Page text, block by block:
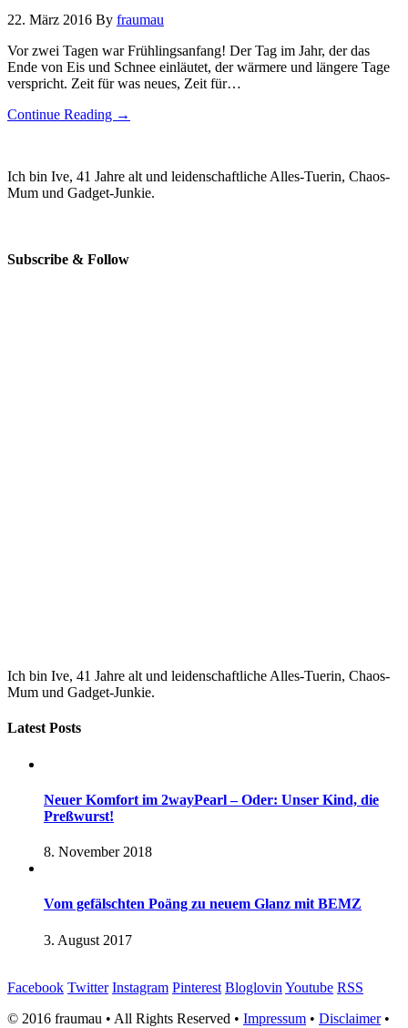
22. März 2016 By fraumau
Vor zwei Tagen war Frühlingsanfang! Der Tag im Jahr, der das
Ende von Eis und Schnee einläutet, der wärmere und längere Tage
verspricht. Zeit für was neues, Zeit für…
Continue Reading →
Ich bin Ive, 41 Jahre alt und leidenschaftliche Alles-Tuerin, Chaos-
Mum und Gadget-Junkie.
Subscribe & Follow
Ich bin Ive, 41 Jahre alt und leidenschaftliche Alles-Tuerin, Chaos-
Mum und Gadget-Junkie.
Latest Posts
Neuer Komfort im 2wayPearl – Oder: Unser Kind, die
Preßwurst!
8. November 2018
Vom gefälschten Poäng zu neuem Glanz mit BEMZ
3. August 2017
Facebook Twitter Instagram Pinterest Bloglovin Youtube RSS
© 2016 fraumau • All Rights Reserved • Impressum • Disclaimer•